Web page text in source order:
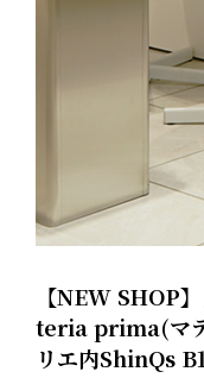
【NEW SHOP
teria prima(マテ
リエ内ShinQs